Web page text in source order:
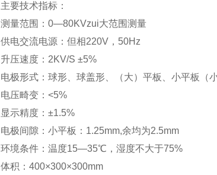
主要技术指标：
测量范围：0—80KVzui大范围测量
供电交流电源：但相220V，50Hz
升压速度：2KV/S ±5%
电极形式：球形、球盖形、（大）平板、小平板（小
电压畸变：<5%
显示精度：±1.5%
电极间隙：小平板：1.25mm,余均为2.5mm
环境条件：温度15—35℃，湿度不大于75%
体积：400×300×300mm